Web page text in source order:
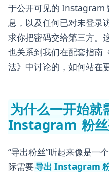
于公开可见的 Instagram
息，以及任何已对未登录
求你把密码交给第三方。
也关系到我们在配套指南
法》中讨论的，如何站在
为什么一开始就
Instagram 粉丝
“导出粉丝”听起来像是一
际需要导出 Instagram